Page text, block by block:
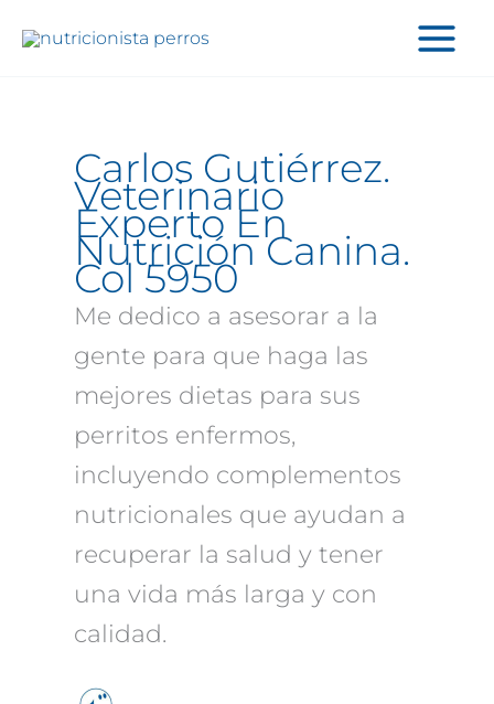
Carlos Gutiérrez.
Veterinario
Experto En
Nutrición Canina.
Col 5950
Me dedico a asesorar a la
gente para que haga las
mejores dietas para sus
perritos enfermos,
incluyendo complementos
nutricionales que ayudan a
recuperar la salud y tener
una vida más larga y con
calidad.